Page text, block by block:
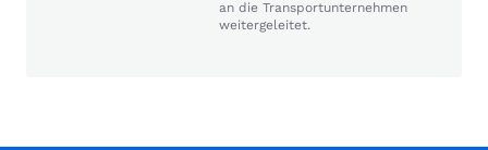
an die Transportunternehmen
weitergeleitet.